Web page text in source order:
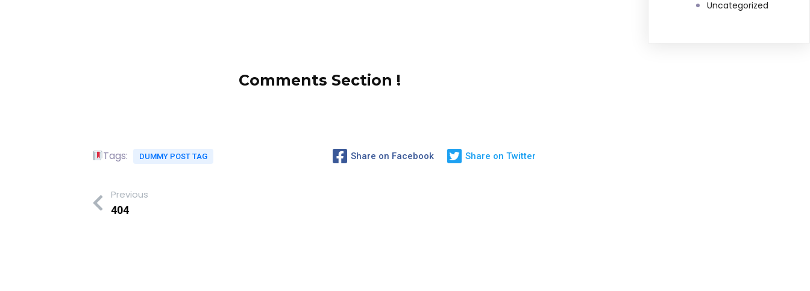
Comments Section !
Tags: DUMMY POST TAG Share on Facebook Share on Twitter
Previous
404
Uncategorized